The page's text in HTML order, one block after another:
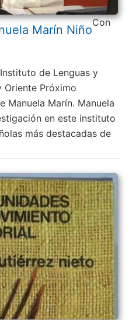
Marín Niño
Con
de Lenguas y
Oriente Próximo
Manuela Marín. Manuela
en este instituto
más destacadas de